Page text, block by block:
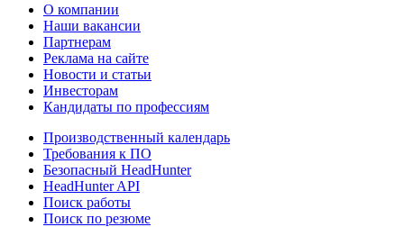
О компании
Наши вакансии
Партнерам
Реклама на сайте
Новости и статьи
Инвесторам
Кандидаты по профессиям
Производственный календарь
Требования к ПО
Безопасный HeadHunter
HeadHunter API
Поиск работы
Поиск по резюме